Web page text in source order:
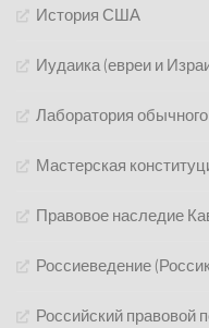
История США
Иудаика (евреи и
Лаборатория
Мастерская
Правовое наследие
Россиеведение
Российский правовой